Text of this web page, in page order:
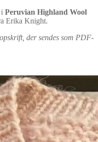
Peruvian Highland Wool
Erika Knight.
der sendes som PDF-